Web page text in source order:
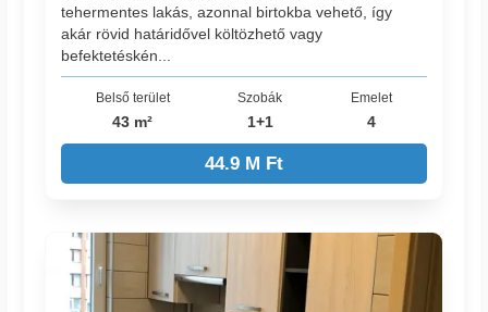
tehermentes lakás, azonnal birtokba vehető, így
akár rövid határidővel költözhető vagy
befektetéskén...
Belső terület
43 m²
Szobák
1+1
Emelet
4
44.9 M Ft